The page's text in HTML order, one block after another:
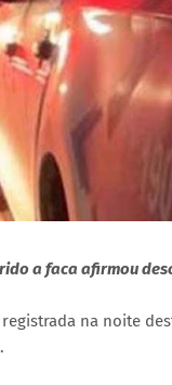
a faca afirmou
na noite